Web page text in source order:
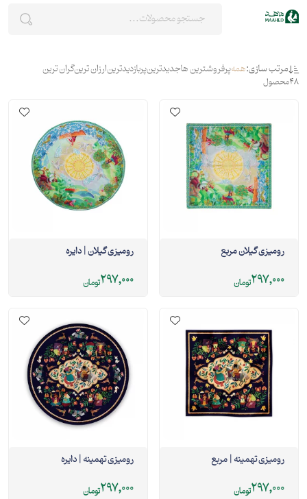
مرتب سازی:همهپرفروشترین هاجدیدترینپربازدیدترینارزان ترینگران ترین
48محصول
رومیزی گیلان مربع
297,000تومان
رومیزی گیلان | دایره
297,000تومان
رومیزی تهمینه | مربع
297,000تومان
رومیزی تهمینه | دایره
297,000تومان